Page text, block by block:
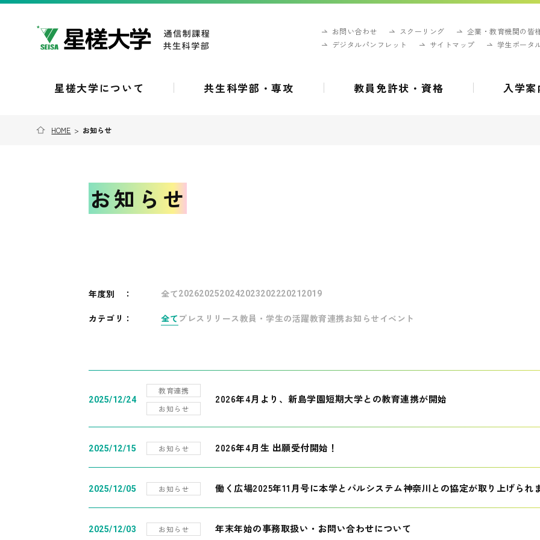
お問い合わせ スクーリング
企業・教育機関の皆
デジタルパンフレット
サイトマップ 学生ポータ
星槎大学について 共生科学部・専攻 教員免許状・資格 入学案
HOME > お知らせ
お知らせ
年度別 ： 全て202620252024202320222021 2019
カテゴリ： 全て プレスリリース教員・学生の活躍教育連携お知らせ イベント
2025/12/24
教育連携
お知らせ
2026年4月より、新島学園短期大学との教育連携が開始
2025/12/15 お知らせ 2026年4月生 出願受付開始！
2025/12/05 お知らせ 働く広場2025年11月号に本学とパルシステム神奈川との協定が取り上げられ
2025/12/03 お知らせ 年末年始の事務取扱い・お問い合わせについて